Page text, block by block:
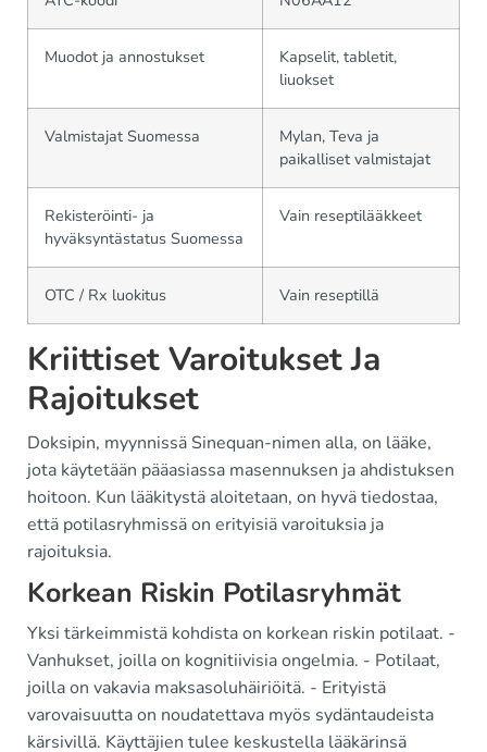
Muodot ja annostukset
Kapselit, tabletit,
liuokset
Valmistajat Suomessa
Mylan, Teva ja
paikalliset valmistajat
Rekisteröinti- ja
hyväksyntästatus Suomessa
Vain reseptilääkkeet
OTC / Rx luokitus Vain reseptillä
Kriittiset Varoitukset Ja
Rajoitukset
Doksipin, myynnissä Sinequan-nimen alla, on lääke,
jota käytetään pääasiassa masennuksen ja ahdistuksen
hoitoon. Kun lääkitystä aloitetaan, on hyvä tiedostaa,
että potilasryhmissä on erityisiä varoituksia ja
rajoituksia.
Korkean Riskin Potilasryhmät
Yksi tärkeimmistä kohdista on korkean riskin potilaat. -
Vanhukset, joilla on kognitiivisia ongelmia. - Potilaat,
joilla on vakavia maksasoluhäiriöitä. - Erityistä
varovaisuutta on noudatettava myös sydäntaudeista
kärsivillä. Käyttäjien tulee keskustella lääkärinsä